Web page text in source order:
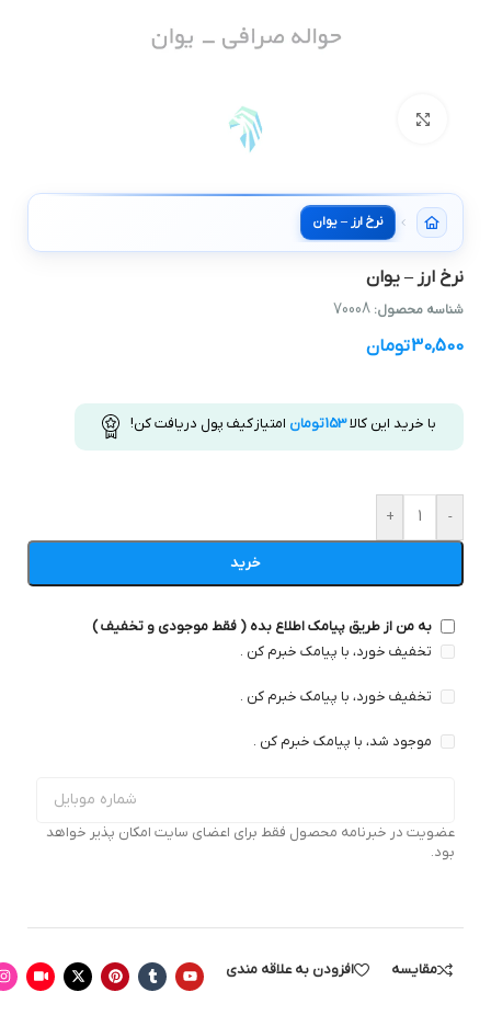
نرخ ارز – یوان
نرخ ارز – یوان
شناسه محصول: 70008
30,500تومان
با خرید این کالا153تومان امتیاز کیف پول دریافت کن!
-
+
خرید
به من از طریق پیامک اطلاع بده ( فقط موجودی و تخفیف )
تخفیف خورد، با پیامک خبرم کن .
تخفیف خورد، با پیامک خبرم کن .
موجود شد، با پیامک خبرم کن .
عضویت در خبرنامه محصول فقط برای اعضای سایت امکان پذیر خواهد
بود.
مقایسه افزودن به علاقه مندی